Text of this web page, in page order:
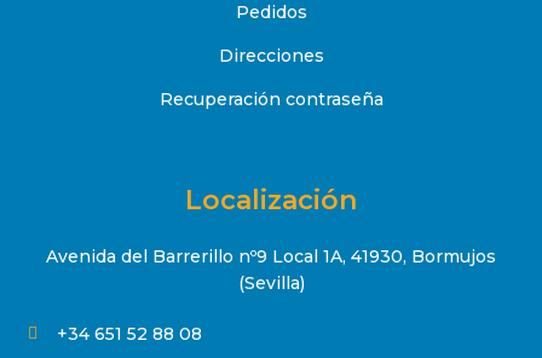
Pedidos
Direcciones
Recuperación contraseña
Localización
Avenida del Barrerillo nº9 Local 1A, 41930, Bormujos
(Sevilla)
 +34 651 52 88 08